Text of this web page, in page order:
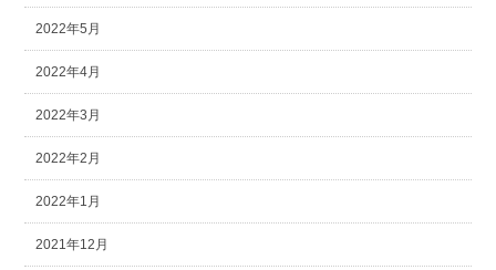
2022年5月
2022年4月
2022年3月
2022年2月
2022年1月
2021年12月